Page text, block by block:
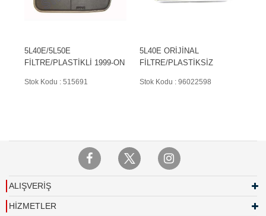
5L40E/5L50E
FİLTRE/PLASTİKLİ 1999-ON
Stok Kodu : 515691
5L40E ORİJİNAL
FİLTRE/PLASTİKSİZ
Stok Kodu : 96022598
ALIŞVERİŞ
HİZMETLER